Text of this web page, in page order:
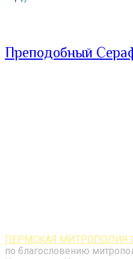
Преподобный
ПЕРМСКАЯ
по благословению